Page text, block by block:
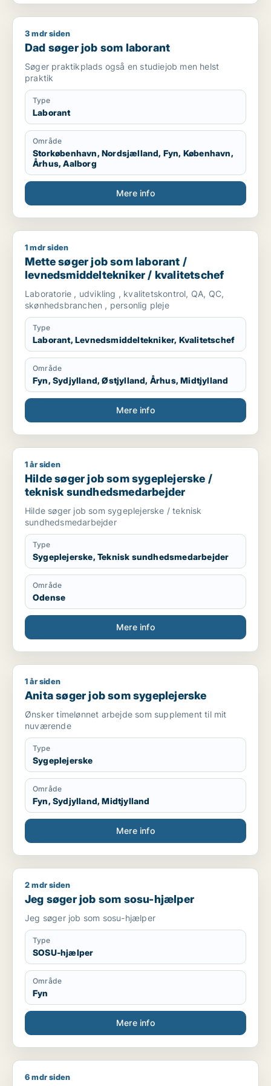
Dad søger job som laborant
3 mdr siden
Dad søger job som laborant
Søger praktikplads også en studiejob men helst
praktik
Type
Laborant
Område
Storkøbenhavn, Nordsjælland, Fyn, København,
Århus, Aalborg
Mere info
Mette søger job som laborant / levnedsmiddeltekniker /
1 mdr siden
Mette søger job som laborant /
levnedsmiddeltekniker / kvalitetschef
Laboratorie , udvikling , kvalitetskontrol, QA, QC,
skønhedsbranchen , personlig pleje
Type
Laborant, Levnedsmiddeltekniker, Kvalitetschef
Område
Fyn, Sydjylland, Østjylland, Århus, Midtjylland
Mere info
Hilde søger job som sygeplejerske / teknisk
1 år siden
Hilde søger job som sygeplejerske /
teknisk sundhedsmedarbejder
Hilde søger job som sygeplejerske / teknisk
sundhedsmedarbejder
Type
Sygeplejerske, Teknisk sundhedsmedarbejder
Område
Odense
Mere info
Anita søger job som sygeplejerske
1 år siden
Anita søger job som sygeplejerske
Ønsker timelønnet arbejde som supplement til mit
nuværende
Type
Sygeplejerske
Område
Fyn, Sydjylland, Midtjylland
Mere info
Jeg søger job som sosu-hjælper
2 mdr siden
Jeg søger job som sosu-hjælper
Jeg søger job som sosu-hjælper
Type
SOSU-hjælper
Område
Fyn
Mere info
Bente søger job som socialrådgiver /
6 mdr siden